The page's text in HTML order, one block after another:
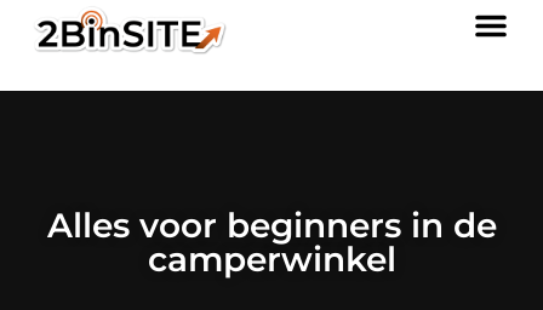
Alles voor beginners in de
camperwinkel